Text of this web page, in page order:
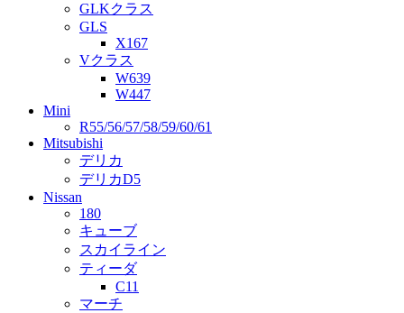
GLKクラス
GLS
X167
Vクラス
W639
W447
Mini
R55/56/57/58/59/60/61
Mitsubishi
デリカ
デリカD5
Nissan
180
キューブ
スカイライン
ティーダ
C11
マーチ